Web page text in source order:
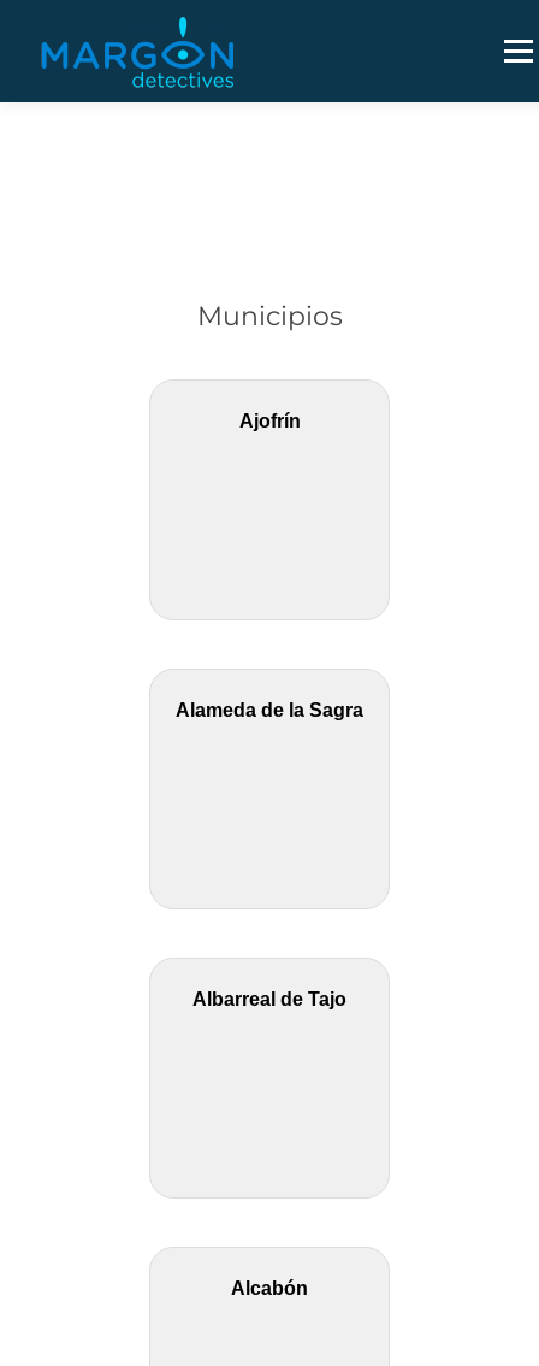
contenido
Municipios
Ajofrín
Alameda de la Sagra
Albarreal de Tajo
Alcabón